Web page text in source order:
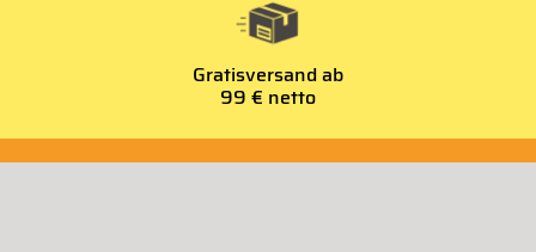
Gratisversand ab
99 € netto